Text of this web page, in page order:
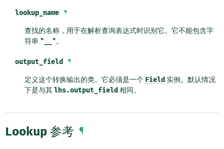
lookup_name ¶
查找的名称，用于在解析查询表达式时识别它。它不能包含字
符串 "__"。
output_field ¶
定义这个转换输出的类。它必须是一个 Field 实例。默认情况
下是与其lhs.output_field 相同。
Lookup 参考 ¶